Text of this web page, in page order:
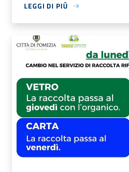
LEGGI DI PIÙ